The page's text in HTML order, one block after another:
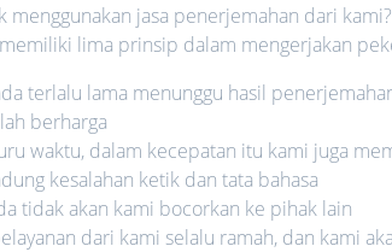
menggunakan jasa penerjemahan dari
lima prinsip dalam mengerjakan
terlalu lama menunggu hasil
berharga
waktu, dalam kecepatan itu kami juga
kesalahan ketik dan tata bahasa
tidak akan kami bocorkan ke pihak lain
dari kami selalu ramah, dan kami